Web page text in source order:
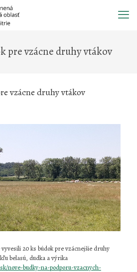
pre vzácne druhy vtákov
vzácne druhy vtákov
20 ks búdok pre vzácnejšie druhy
belasú, dudka a výrika
nove-budky-na-podporu-vzacnych-